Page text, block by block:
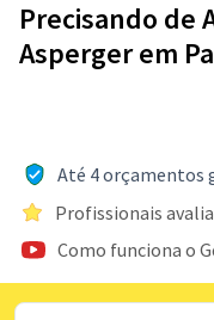
Precisando de
Asperger em
Até 4 orçamentos
Profissionais
Como funciona o